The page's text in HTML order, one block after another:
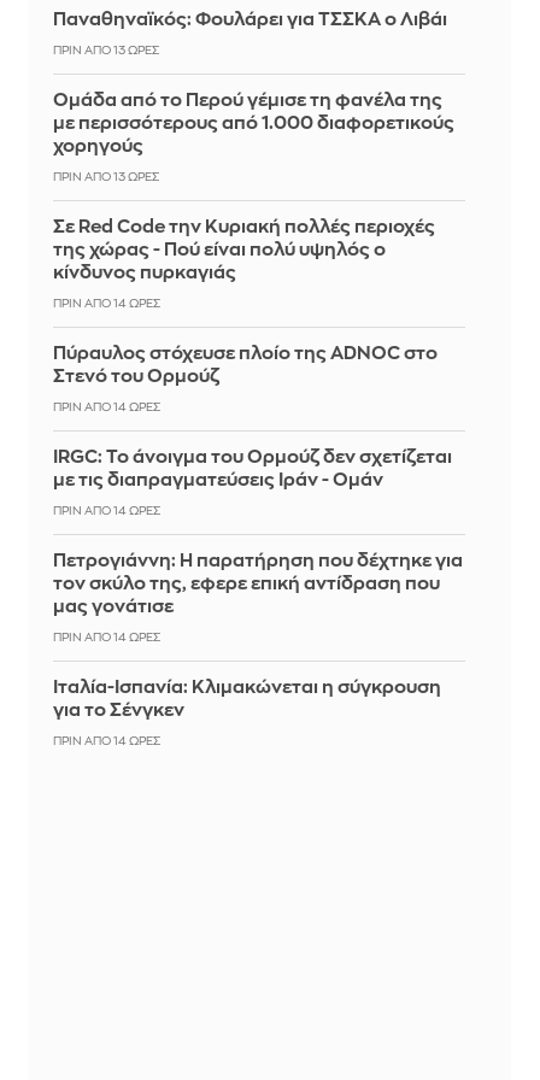
Παναθηναϊκός: Φουλάρει για ΤΣΣΚΑ ο Λιβάι
ΠΡΙΝ ΑΠΌ 13 ΏΡΕΣ
Ομάδα από το Περού γέμισε τη φανέλα της
με περισσότερους από 1.000 διαφορετικούς
χορηγούς
ΠΡΙΝ ΑΠΌ 13 ΏΡΕΣ
Σε Red Code την Κυριακή πολλές περιοχές
της χώρας - Πού είναι πολύ υψηλός ο
κίνδυνος πυρκαγιάς
ΠΡΙΝ ΑΠΌ 14 ΏΡΕΣ
Πύραυλος στόχευσε πλοίο της ADNOC στο
Στενό του Ορμούζ
ΠΡΙΝ ΑΠΌ 14 ΏΡΕΣ
IRGC: Το άνοιγμα του Ορμούζ δεν σχετίζεται
με τις διαπραγματεύσεις Ιράν - Ομάν
ΠΡΙΝ ΑΠΌ 14 ΏΡΕΣ
Πετρογιάννη: Η παρατήρηση που δέχτηκε για
τον σκύλο της, εφερε επική αντίδραση που
μας γονάτισε
ΠΡΙΝ ΑΠΌ 14 ΏΡΕΣ
Ιταλία-Ισπανία: Κλιμακώνεται η σύγκρουση
για το Σένγκεν
ΠΡΙΝ ΑΠΌ 14 ΏΡΕΣ